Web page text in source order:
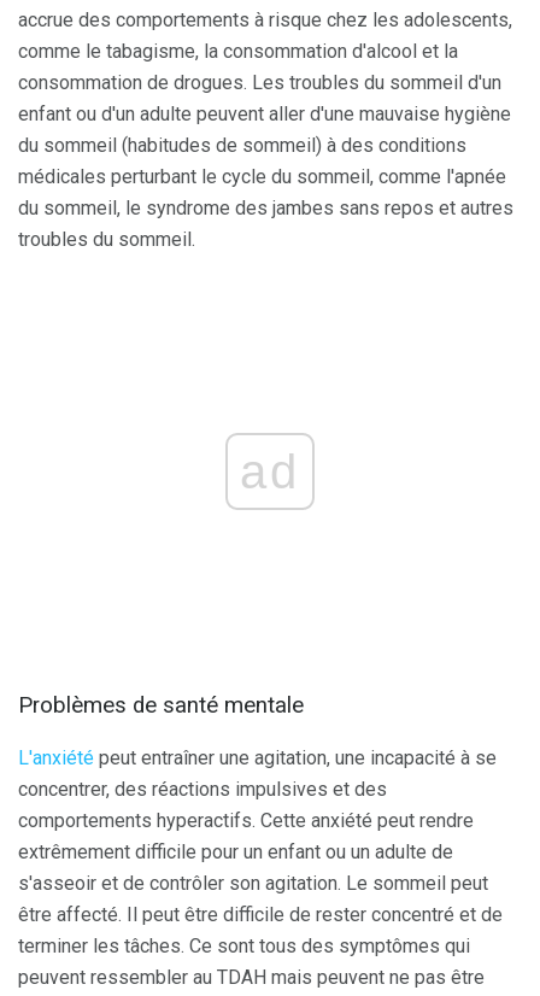
accrue des comportements à risque chez les adolescents,
comme le tabagisme, la consommation d'alcool et la
consommation de drogues. Les troubles du sommeil d'un
enfant ou d'un adulte peuvent aller d'une mauvaise hygiène
du sommeil (habitudes de sommeil) à des conditions
médicales perturbant le cycle du sommeil, comme l'apnée
du sommeil, le syndrome des jambes sans repos et autres
troubles du sommeil.
ad
Problèmes de santé mentale
L'anxiété peut entraîner une agitation, une incapacité à se
concentrer, des réactions impulsives et des
comportements hyperactifs. Cette anxiété peut rendre
extrêmement difficile pour un enfant ou un adulte de
s'asseoir et de contrôler son agitation. Le sommeil peut
être affecté. Il peut être difficile de rester concentré et de
terminer les tâches. Ce sont tous des symptômes qui
peuvent ressembler au TDAH mais peuvent ne pas être